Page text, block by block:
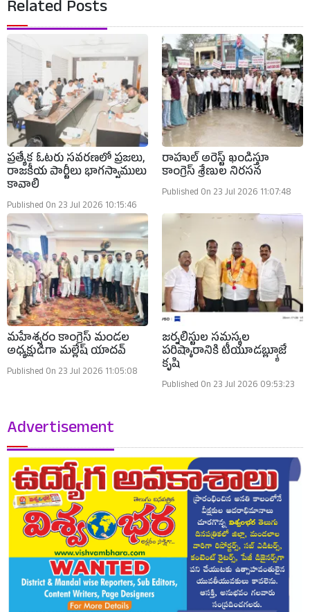
Related Posts
ప్రత్యేక ఓటరు సవరణలో ప్రజలు,
రాజకీయ పార్టీలు భాగస్వాములు
కావాలి
Published On 23 Jul 2026 10:15:46
రాహుల్ అరెస్ట్ ఖండిస్తూ
కాంగ్రెస్ శ్రేణుల నిరసన
Published On 23 Jul 2026 11:07:48
మహేశ్వరం కాంగ్రెస్ మండల
అధ్యక్షుడిగా మల్లేష్ యాదవ్
Published On 23 Jul 2026 11:05:08
జర్నలిస్టుల సమస్యల
పరిష్కారానికి టీయూడబ్ల్యూజే
కృషి
Published On 23 Jul 2026 09:53:23
Advertisement